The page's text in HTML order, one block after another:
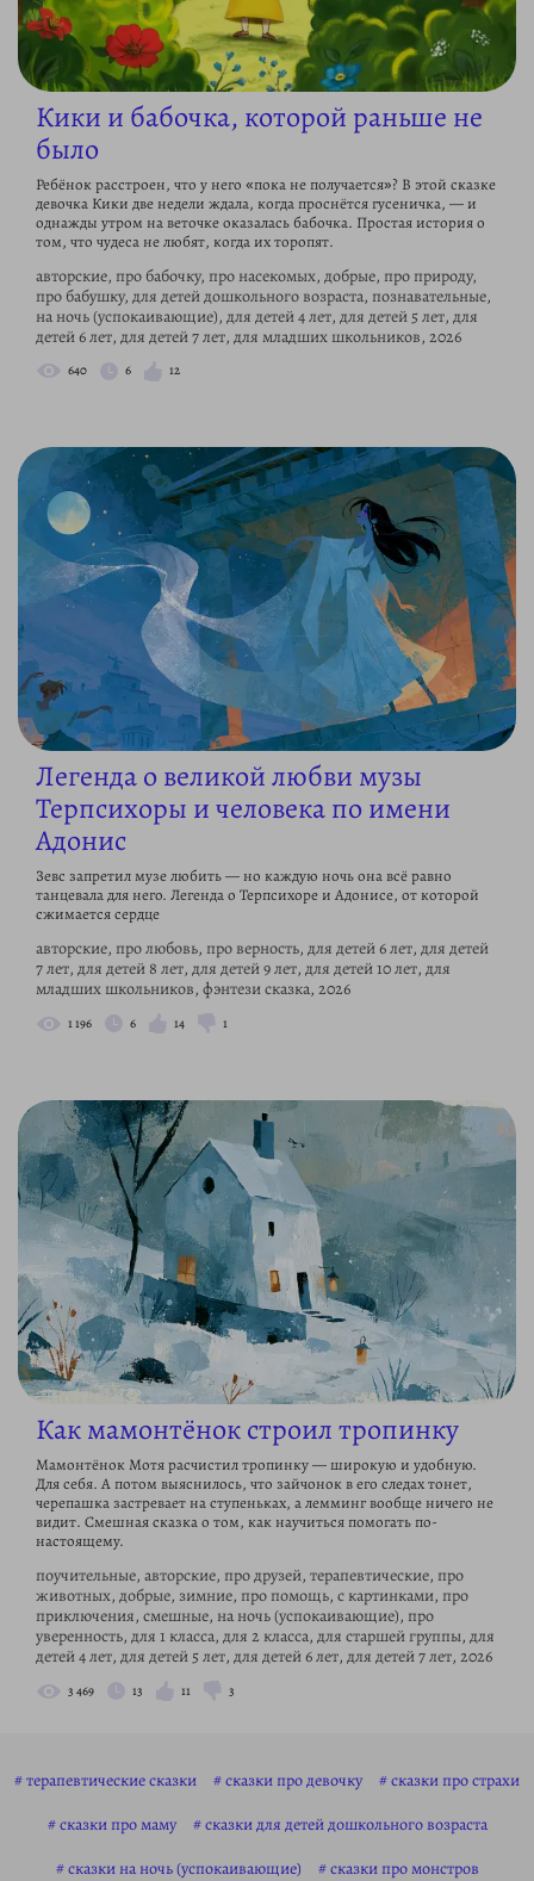
Кики и бабочка, которой раньше не
было
Ребёнок расстроен, что у него «пока не получается»? В этой сказке
девочка Кики две недели ждала, когда проснётся гусеничка, — и
однажды утром на веточке оказалась бабочка. Простая история о
том, что чудеса не любят, когда их торопят.
авторские, про бабочку, про насекомых, добрые, про природу,
про бабушку, для детей дошкольного возраста, познавательные,
на ночь (успокаивающие), для детей 4 лет, для детей 5 лет, для
детей 6 лет, для детей 7 лет, для младших школьников, 2026
640 6 12
Легенда о великой любви музы
Терпсихоры и человека по имени
Адонис
Зевс запретил музе любить — но каждую ночь она всё равно
танцевала для него. Легенда о Терпсихоре и Адонисе, от которой
сжимается сердце
авторские, про любовь, про верность, для детей 6 лет, для детей
7 лет, для детей 8 лет, для детей 9 лет, для детей 10 лет, для
младших школьников, фэнтези сказка, 2026
1 196 6 14 1
Как мамонтёнок строил тропинку
Мамонтёнок Мотя расчистил тропинку — широкую и удобную.
Для себя. А потом выяснилось, что зайчонок в его следах тонет,
черепашка застревает на ступеньках, а лемминг вообще ничего не
видит. Смешная сказка о том, как научиться помогать по-
настоящему.
поучительные, авторские, про друзей, терапевтические, про
животных, добрые, зимние, про помощь, с картинками, про
приключения, смешные, на ночь (успокаивающие), про
уверенность, для 1 класса, для 2 класса, для старшей группы, для
детей 4 лет, для детей 5 лет, для детей 6 лет, для детей 7 лет, 2026
3 469 13 11 3
терапевтические сказки сказки про девочку
сказки про страхи
сказки про маму
сказки для детей дошкольного возраста
сказки на ночь (успокаивающие)
сказки про монстров